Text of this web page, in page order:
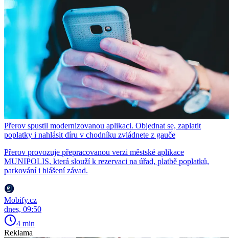
Přerov spustil modernizovanou aplikaci. Objednat se, zaplatit
poplatky i nahlásit díru v chodníku zvládnete z gauče
Přerov provozuje přepracovanou verzi městské aplikace
MUNIPOLIS, která slouží k rezervaci na úřad, platbě poplatků,
parkování i hlášení závad.
Mobify.cz
dnes, 09:50
4 min
Reklama